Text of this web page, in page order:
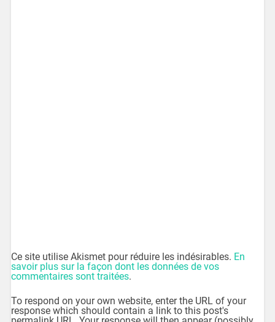
Ce site utilise Akismet pour réduire les indésirables. En
savoir plus sur la façon dont les données de vos
commentaires sont traitées.
To respond on your own website, enter the URL of your
response which should contain a link to this post's